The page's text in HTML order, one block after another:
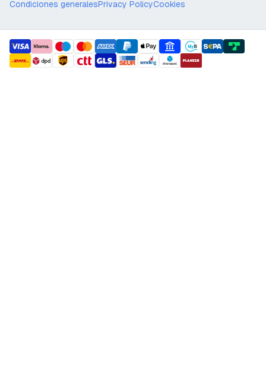
Condiciones generalesPrivacy PolicyCookies
payment methods
shipment methods